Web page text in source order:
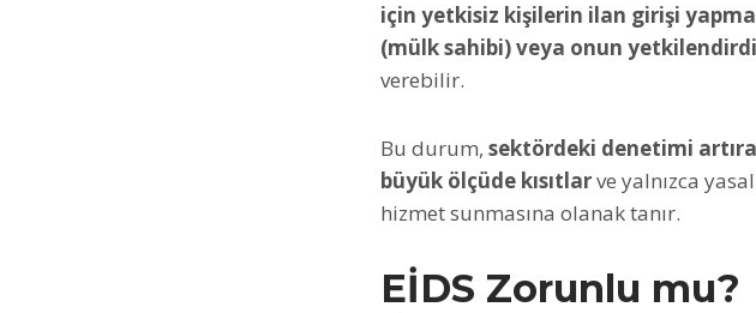
için yetkisiz kişilerin ilan girişi
(mülk sahibi) veya onun
verebilir.
Bu durum, sektördeki denetimi
büyük ölçüde kısıtlarve yalnızca
hizmet sunmasına olanak tanır.
EİDS Zorunlu mu?